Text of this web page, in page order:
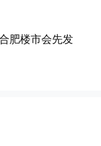
肥楼市会先发